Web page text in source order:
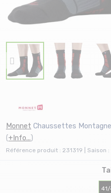
Monnet Chaussettes
(+Info...)
Référence produit : 231319 | Saison :
41/